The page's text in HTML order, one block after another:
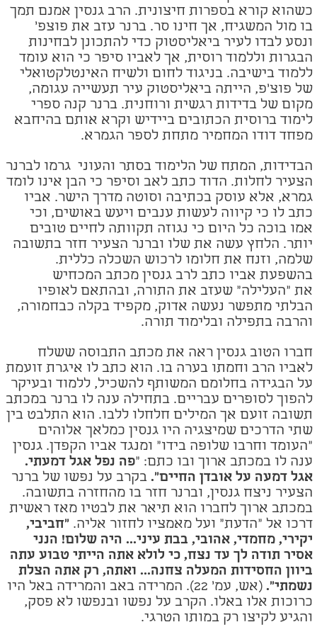
כשהוא קורא בספרות חיצונית. הרב גנסין אמנם תמך
בו מול המשגיח, אך חינו סר. ברנר עזב את פוצפ'
ונסע לבדו לעיר ביאליסטוק כדי להתכונן לבחינות
הבגרות וללמוד רוסית, אך לאביו סיפר כי הוא עומד
ללמוד בישיבה. בניגוד לחום ולשיח האינטלקטואלי
של פוצ'פ, הייתה ביאליסטוק עיר תעשייה עגומה,
מקום של בדידות רגשית ורוחנית. ברנר קנה ספרי
לימוד ברוסית הכתובים ביידיש וקרא אותם בהיחבא
מפחד דודו המחמיר מתחת לספר הגמרא.
הבדידות, המתח של הלימוד בסתר והעוני גרמו לברנר
הצעיר לחלות. הדוד כתב לאב וסיפר כי הבן אינו לומד
גמרא, אלא עוסק בכתיבה וסוטה מדרך הישר. אביו
כתב לו כי קיווה לעשות ענבים ויעש באושים, וכי
אמו בוכה כל היום כי נגוזה תקוותה לחיים טובים
יותר. הלחץ עשה את שלו וברנר הצעיר חזר בתשובה
שלמה, וזנח את חלומו לרכוש השכלה כללית.
בהשפעת אביו כתב לרב גנסין מכתב המכחיש
את "העלילה" שעזב את התורה, ובהתאם לאופיו
הבלתי מתפשר נעשה אדוק, מקפיד בקלה כבחמורה,
והרבה בתפילה ובלימוד תורה.
חברו הטוב גנסין ראה את מכתב התבוסה ששלח
לאביו הרב וחמתו בערה בו. הוא כתב לו איגרת זועמת
על הבגידה בחלומם המשותף להשכיל, ללמוד ובעיקר
להפוך לסופרים עבריים. בתחילה ענה לו ברנר במכתב
תשובה זועם אך המילים חלחלו ללבו. הוא התלבט בין
שתי הדרכים שמיצגיה היו גנסין כמלאך אלוהים
"העומד וחרבו שלופה בידו" ומנגד אביו הקפדן. גנסין
ענה לו במכתב ארוך ובו כתם: "פה נפל אגל דמעתי.
אגל דמעה על אובדן החיים". בקרב על נפשו של ברנר
הצעיר ניצח גנסין, וברנר חזר בו מהחזרה בתשובה.
במכתב ארוך לחברו הוא תיאר את לבטיו מאז ראשית
דרכו אל "הדעת" ועל מאמציו לחזור אליה."חביבי,
יקירי, מחמדי, אהובי, בבת עיני... היה שלום! הנני
אסיר תודה לך עד נצח, כי לולא אתה הייתי טבוע עתה
ביוון החסידות המעלה צחנה... ואתה, רק אתה הצלת
נשמתי". (אש, עמ' 22) . המרידה באב והמרידה באל היו
כרוכות אלו באלו. הקרב על נפשו ובנפשולא פסק,
והגיע לקיצו רק במותו הטרגי.